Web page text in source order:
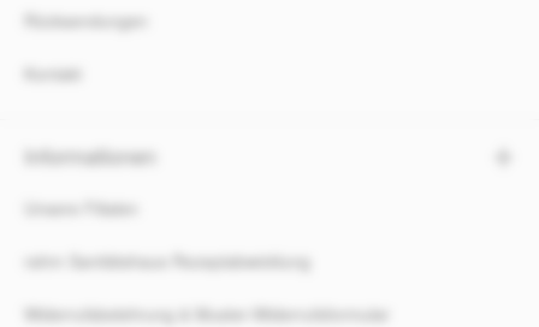
Rücksendungen
Kontakt
Informationen
Unsere Filialen
rahm Sanitätshaus Rezeptabwicklung
Widerrufsbelehrung & Muster-Widerrufsformular